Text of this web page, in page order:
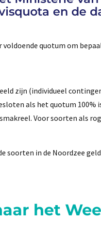
en de
quotum om
zijn (individueel
als het quotum
Voor soorten als
soorten in de Noordzee
het